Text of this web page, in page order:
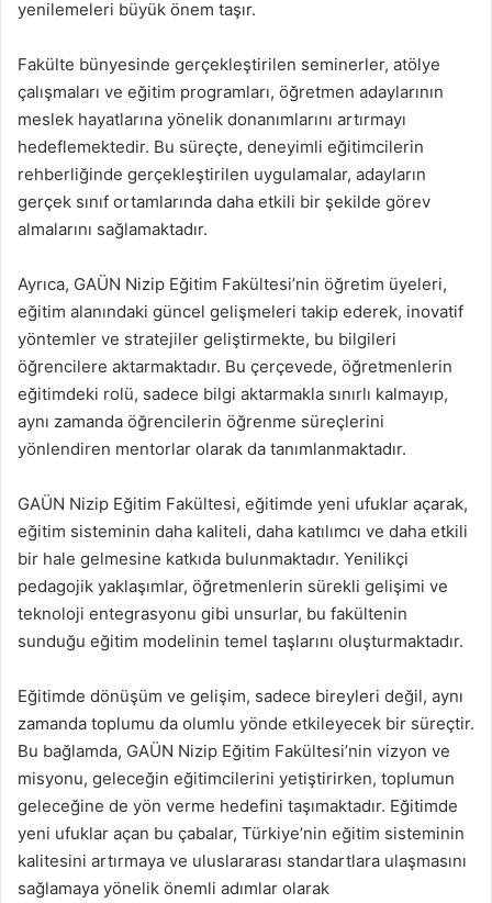
yenilemeleri büyük önem taşır.
Fakülte bünyesinde gerçekleştirilen seminerler, atölye
çalışmaları ve eğitim programları, öğretmen adaylarının
meslek hayatlarına yönelik donanımlarını artırmayı
hedeflemektedir. Bu süreçte, deneyimli eğitimcilerin
rehberliğinde gerçekleştirilen uygulamalar, adayların
gerçek sınıf ortamlarında daha etkili bir şekilde görev
almalarını sağlamaktadır.
Ayrıca, GAÜN Nizip Eğitim Fakültesi’nin öğretim üyeleri,
eğitim alanındaki güncel gelişmeleri takip ederek, inovatif
yöntemler ve stratejiler geliştirmekte, bu bilgileri
öğrencilere aktarmaktadır. Bu çerçevede, öğretmenlerin
eğitimdeki rolü, sadece bilgi aktarmakla sınırlı kalmayıp,
aynı zamanda öğrencilerin öğrenme süreçlerini
yönlendiren mentorlar olarak da tanımlanmaktadır.
GAÜN Nizip Eğitim Fakültesi, eğitimde yeni ufuklar açarak,
eğitim sisteminin daha kaliteli, daha katılımcı ve daha etkili
bir hale gelmesine katkıda bulunmaktadır. Yenilikçi
pedagojik yaklaşımlar, öğretmenlerin sürekli gelişimi ve
teknoloji entegrasyonu gibi unsurlar, bu fakültenin
sunduğu eğitim modelinin temel taşlarını oluşturmaktadır.
Eğitimde dönüşüm ve gelişim, sadece bireyleri değil, aynı
zamanda toplumu da olumlu yönde etkileyecek bir süreçtir.
Bu bağlamda, GAÜN Nizip Eğitim Fakültesi’nin vizyon ve
misyonu, geleceğin eğitimcilerini yetiştirirken, toplumun
geleceğine de yön verme hedefini taşımaktadır. Eğitimde
yeni ufuklar açan bu çabalar, Türkiye’nin eğitim sisteminin
kalitesini artırmaya ve uluslararası standartlara ulaşmasını
sağlamaya yönelik önemli adımlar olarak